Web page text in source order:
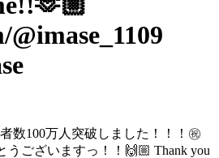
数100万人突破しました！！！㊗️
うございますっ！！🙌🏼 Thank you